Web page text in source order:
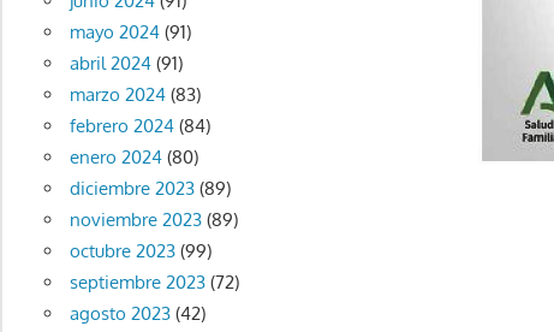
mayo 2024(91)
abril 2024(91)
marzo 2024(83)
febrero 2024(84)
enero 2024(80)
diciembre 2023(89)
noviembre 2023(89)
octubre 2023(99)
septiembre 2023(72)
agosto 2023(42)